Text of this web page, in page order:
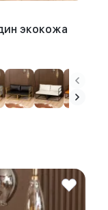
экокожа